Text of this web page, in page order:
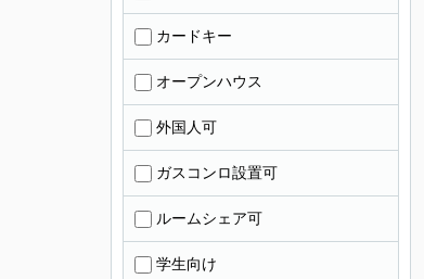
カードキー
オープンハウス
外国人可
ガスコンロ設置可
ルームシェア可
学生向け